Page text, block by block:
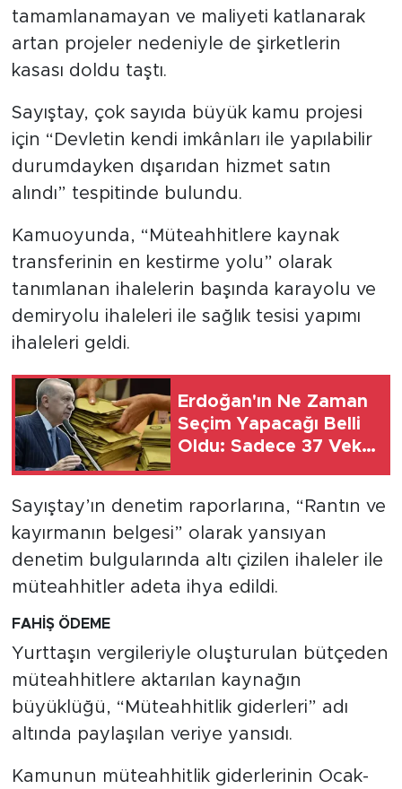
tamamlanamayan ve maliyeti katlanarak
artan projeler nedeniyle de şirketlerin
kasası doldu taştı.
Sayıştay, çok sayıda büyük kamu projesi
için “Devletin kendi imkânları ile yapılabilir
durumdayken dışarıdan hizmet satın
alındı” tespitinde bulundu.
Kamuoyunda, “Müteahhitlere kaynak
transferinin en kestirme yolu” olarak
tanımlanan ihalelerin başında karayolu ve
demiryolu ihaleleri ile sağlık tesisi yapımı
ihaleleri geldi.
Erdoğan'ın Ne Zaman
Seçim Yapacağı Belli
Oldu: Sadece 37 Vekil
Sayıştay’ın denetim raporlarına, “Rantın ve
kayırmanın belgesi” olarak yansıyan
denetim bulgularında altı çizilen ihaleler ile
müteahhitler adeta ihya edildi.
FAHİŞ ÖDEME
Yurttaşın vergileriyle oluşturulan bütçeden
müteahhitlere aktarılan kaynağın
büyüklüğü, “Müteahhitlik giderleri” adı
altında paylaşılan veriye yansıdı.
Kamunun müteahhitlik giderlerinin Ocak-
SAĞLIK
SİYASET
MEDYA KÖŞESİ
FOTO GALERİ
VİDEOLAR
ALINTI YAZARLAR
SOSYAL MEDYA